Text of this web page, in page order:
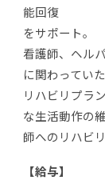
能回復
をサポート。
看護師、ヘル
に関わってい
リハビリプラ
な生活動作の
師へのリハビ
【給与】